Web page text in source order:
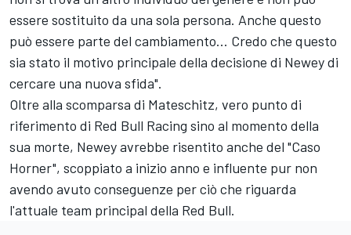
essere sostituito da una sola persona. Anche questo
può essere parte del cambiamento... Credo che questo
sia stato il motivo principale della decisione di Newey di
cercare una nuova sfida".
Oltre alla scomparsa di Mateschitz, vero punto di
riferimento di Red Bull Racing sino al momento della
sua morte, Newey avrebbe risentito anche del "Caso
Horner", scoppiato a inizio anno e influente pur non
avendo avuto conseguenze per ciò che riguarda
l'attuale team principal della Red Bull.